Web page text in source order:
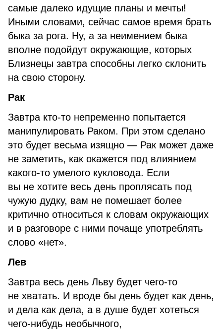
самые далеко идущие планы и мечты!
Иными словами, сейчас самое время брать
быка за рога. Ну, а за неимением быка
вполне подойдут окружающие, которых
Близнецы завтра способны легко склонить
на свою сторону.
Рак
Завтра кто-то непременно попытается
манипулировать Раком. При этом сделано
это будет весьма изящно — Рак может даже
не заметить, как окажется под влиянием
какого-то умелого кукловода. Если
вы не хотите весь день проплясать под
чужую дудку, вам не помешает более
критично относиться к словам окружающих
и в разговоре с ними почаще употреблять
слово «нет».
Лев
Завтра весь день Льву будет чего-то
не хватать. И вроде бы день будет как день,
и дела как дела, а в душе будет хотеться
чего-нибудь необычного,